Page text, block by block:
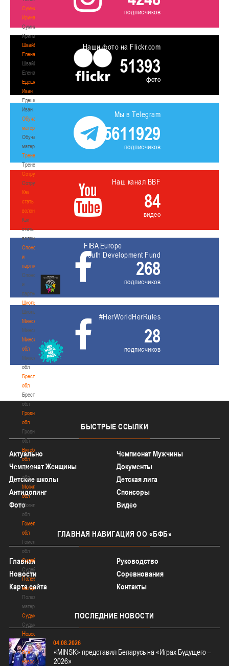
Сумникова
Ирина
Сумникова
Ирина
Швайбович
Елена
Швайбович
Елена
Едешко
Иван
Едешко
Иван
Обучающие
материалы
Обучающие
материалы
Тренерам
Тренерам
Сотрудничество
Сотрудничество
Как
стать
волонтером
Как
стать
волонтером
Спонсоры
и
партнеры
Спонсоры
и
партнеры
Школы
Школы
Минск
Минск
Минская
обл
Минская
обл
Брестская
обл
Брестская
обл
Гродненская
обл
Гродненская
обл
Витебская
обл
Витебская
обл
Могилевская
обл
Могилевская
обл
Гомельская
обл
Гомельская
обл
Судейство
Судейство
Полезные
материалы
Полезные
материалы
Судьи
Судьи
Новости
Новости
Все
новости
подписчиков
Наши фото на Flickr.com
51393
фото
Мы в Telegram
5611929
подписчиков
Наш канал BBF
84
видео
FIBA Europe
Youth Development Fund
268
подписчиков
#HerWorldHerRules
28
подписчиков
БЫСТРЫЕ ССЫЛКИ
Актуально
Чемпионат Мужчины
Чемпионат Женщины
Документы
Детские школы
Детская лига
Антидопинг
Спонсоры
Фото
Видео
ГЛАВНАЯ НАВИГАЦИЯ ОО «БФБ»
Главная
Руководство
Новости
Соревнования
Карта сайта
Контакты
ПОСЛЕДНИЕ НОВОСТИ
04.08.2026
«MINSK» представил Беларусь на «Играх Будущего –
2026»